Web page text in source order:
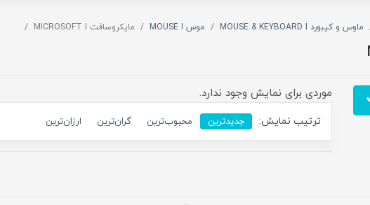
ماوس و کیبورد MOUSE & KEYBOARD I موس MOUSE I مایکروسافت MICROSOFT I
موردی برای نمایش وجود ندارد.
ترتیب نمایش: جدیدترین محبوب‌ترین گران‌ترین ارزان‌ترین